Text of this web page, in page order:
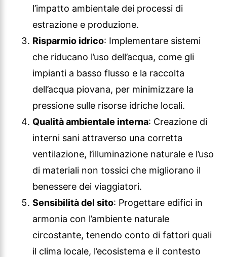
l’impatto ambientale dei processi di
estrazione e produzione.
Risparmio idrico: Implementare sistemi
che riducano l’uso dell’acqua, come gli
impianti a basso flusso e la raccolta
dell’acqua piovana, per minimizzare la
pressione sulle risorse idriche locali.
Qualità ambientale interna: Creazione di
interni sani attraverso una corretta
ventilazione, l’illuminazione naturale e l’uso
di materiali non tossici che migliorano il
benessere dei viaggiatori.
Sensibilità del sito: Progettare edifici in
armonia con l’ambiente naturale
circostante, tenendo conto di fattori quali
il clima locale, l’ecosistema e il contesto